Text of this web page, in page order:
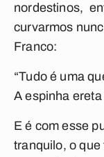
nordestinos,
curvarmos
Franco:
“Tudo é uma
A espinha
E é com esse
tranquilo, o que